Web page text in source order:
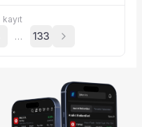
kayıt
… 133